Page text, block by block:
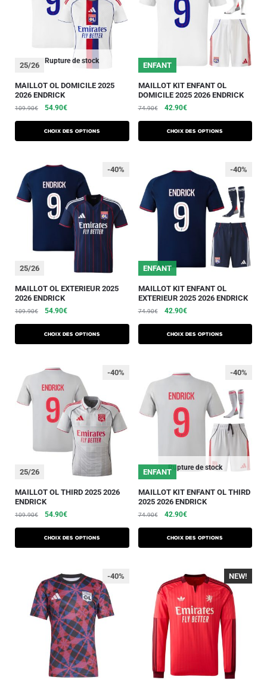
Rupture de stock
25/26
MAILLOT OL DOMICILE 2025
2026 ENDRICK
109.90€ 54.90€
Choix des options
ENFANT
MAILLOT KIT ENFANT OL
DOMICILE 2025 2026 ENDRICK
74.90€ 42.90€
Choix des options
25/26
-40%
MAILLOT OL EXTERIEUR 2025
2026 ENDRICK
109.90€ 54.90€
Choix des options
ENFANT
-40%
MAILLOT KIT ENFANT OL
EXTERIEUR 2025 2026 ENDRICK
74.90€ 42.90€
Choix des options
25/26
-40%
MAILLOT OL THIRD 2025 2026
ENDRICK
109.90€ 54.90€
Choix des options
Rupture de stock
ENFANT
-40%
MAILLOT KIT ENFANT OL THIRD
2025 2026 ENDRICK
74.90€ 42.90€
Choix des options
-40% -40%
NEW!